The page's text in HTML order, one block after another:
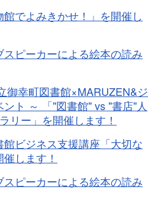
でよみきかせ！」を開催し
ピーカーによる絵本の読み
幸町図書館×MARUZEN&ジ
ト ～ 「"図書館" vs "書店"人
リー」を開催します！
ビジネス支援講座「大切な
します！
ピーカーによる絵本の読み